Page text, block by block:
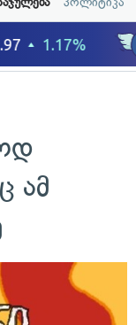
ამ